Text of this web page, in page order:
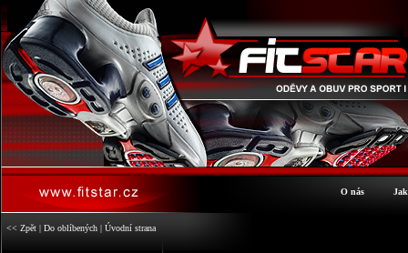
O nás
<< Zpět | Do oblíbených | Úvodní strana